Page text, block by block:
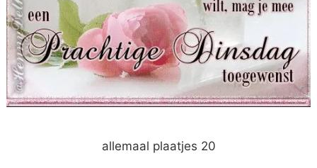
allemaal plaatjes 20